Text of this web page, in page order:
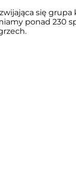
się
ponad 230